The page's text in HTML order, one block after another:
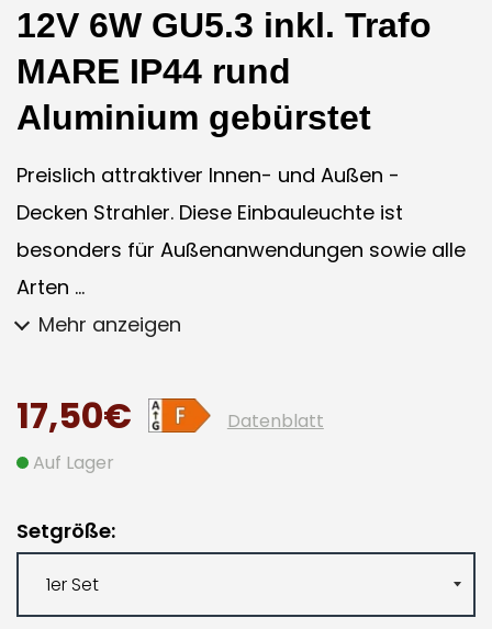
12V 6W GU5.3 inkl. Trafo
MARE IP44 rund
Aluminium gebürstet
Preislich attraktiver Innen- und Außen -
Decken Strahler. Diese Einbauleuchte ist
besonders für Außenanwendungen sowie alle
Arten ...
Mehr anzeigen
17,50€
Datenblatt
Auf Lager
Setgröße